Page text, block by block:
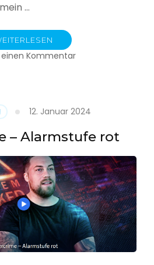
…
einen Kommentarzu
Produktion
12. Januar 2024
– Alarmstufe rot